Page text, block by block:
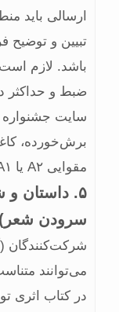
ارسالی باید
تبیین و
باشد. لازم
سایت جشنواره
برش‌خورده،
مقوایی A۲ یا A۱ اجرا شود.
۵. داستان
سرودن شعر)
شرکت‌کنندگان
می‌توانند
در کتاب اثری